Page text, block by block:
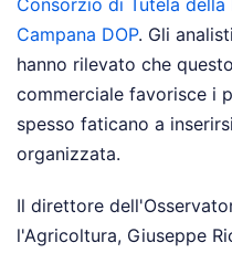
Consorzio di Tutela
Campana DOP. Gli
hanno rilevato che
commerciale favorisce i
spesso faticano a
organizzata.
Il direttore
l'Agricoltura, Giuseppe